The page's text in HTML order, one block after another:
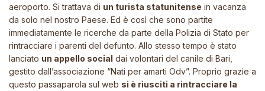
aeroporto. Si trattava di un turista statunitense in vacanza
da solo nel nostro Paese. Ed è così che sono partite
immediatamente le ricerche da parte della Polizia di Stato per
rintracciare i parenti del defunto. Allo stesso tempo è stato
lanciato un appello social dai volontari del canile di Bari,
gestito dall’associazione “Nati per amarti Odv”. Proprio grazie a
questo passaparola sul web si è riusciti a rintracciare la